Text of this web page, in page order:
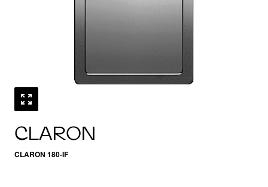
CLARON
CLARON 180-IF
0